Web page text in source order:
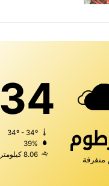
متفرقة
34
39%
8.06 كيلومتر/ساعة